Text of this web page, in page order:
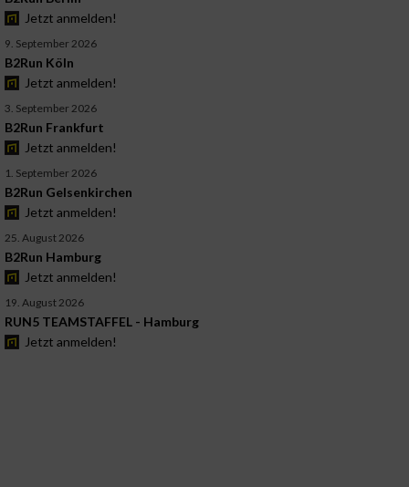
Jetzt anmelden!
9. September 2026
B2Run Köln
Jetzt anmelden!
3. September 2026
B2Run Frankfurt
Jetzt anmelden!
1. September 2026
B2Run Gelsenkirchen
Jetzt anmelden!
25. August 2026
B2Run Hamburg
Jetzt anmelden!
19. August 2026
RUN5 TEAMSTAFFEL - Hamburg
Jetzt anmelden!